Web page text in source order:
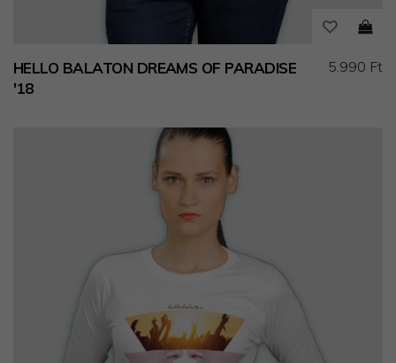
HELLO BALATON DREAMS OF PARADISE
'18
5.990 Ft